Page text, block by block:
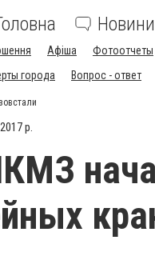
Новини
Афіша Фотоотчеты
города
Вопрос - ответ
р.